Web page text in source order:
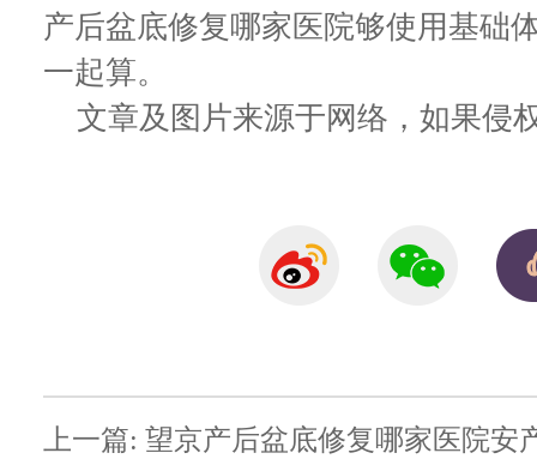
产后盆底修复哪家医院够使用基础
一起算。
文章及图片来源于网络，如果侵